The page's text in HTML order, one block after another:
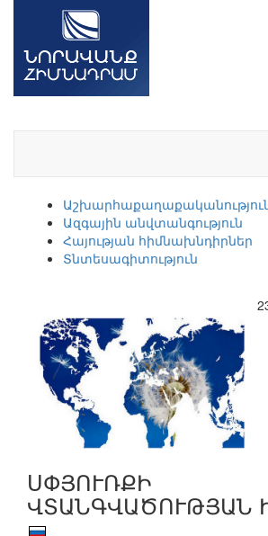
Ազգային անվտանգություն
Հայության հիմնախնդիրներ
Տնտեսագիտություն
ՍՓՅՈՒՌՔԻ
ՎՏԱՆԳՎԱԾՈՒԹՅԱՆ